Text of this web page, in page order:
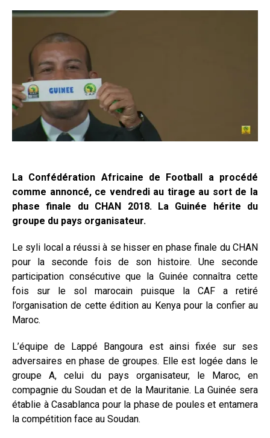
La Confédération Africaine de Football a procédé
comme annoncé, ce vendredi au tirage au sort de la
phase finale du CHAN 2018. La Guinée hérite du
groupe du pays organisateur.
Le syli local a réussi à se hisser en phase finale du CHAN
pour la seconde fois de son histoire. Une seconde
participation consécutive que la Guinée connaîtra cette
fois sur le sol marocain puisque la CAF a retiré
l’organisation de cette édition au Kenya pour la confier au
Maroc.
L’équipe de Lappé Bangoura est ainsi fixée sur ses
adversaires en phase de groupes. Elle est logée dans le
groupe A, celui du pays organisateur, le Maroc, en
compagnie du Soudan et de la Mauritanie. La Guinée sera
établie à Casablanca pour la phase de poules et entamera
la compétition face au Soudan.